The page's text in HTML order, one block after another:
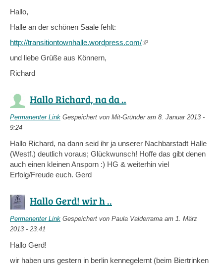
Hallo,
Halle an der schönen Saale fehlt:
http://transitiontownhalle.wordpress.com/(link
und liebe Grüße aus Könnern,
Richard
Hallo Richard, na da ..
Permanenter Link Gespeichert von Mit-Gründeram 8. Januar 2013 -
9:24
Hallo Richard, na dann seid ihr ja unserer Nachbarstadt Halle
(Westf.) deutlich voraus; Glückwunsch! Hoffe das gibt denen
auch einen kleinen Ansporn :) HG & weiterhin viel
Erfolg/Freude euch. Gerd
Hallo Gerd! wir h ..
Permanenter Link Gespeichert von Paula Valderrama am 1. März
2013 - 23:41
Hallo Gerd!
wir haben uns gestern in berlin kennegelernt (beim Biertrinken